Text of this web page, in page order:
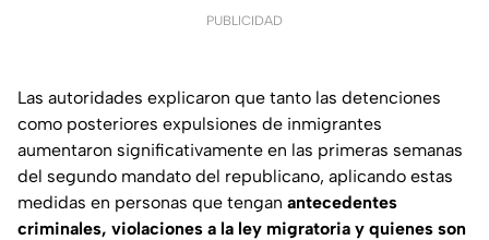
PUBLICIDAD
Las autoridades explicaron que tanto las detenciones
como posteriores expulsiones de inmigrantes
aumentaron significativamente en las primeras semanas
del segundo mandato del republicano, aplicando estas
medidas en personas que tengan antecedentes
criminales, violaciones a la ley migratoria y quienes son